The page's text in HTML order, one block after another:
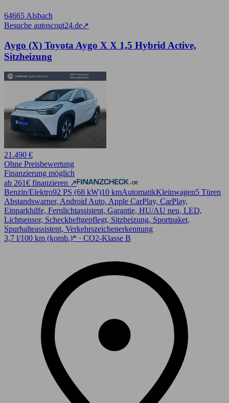
64665 Alsbach
Besuche autoscout24.de➚
Aygo (X) Toyota Aygo X X 1,5 Hybrid Active,
Sitzheizung
21.490 €
Ohne Preisbewertung
Finanzierung möglich
ab 261€ finanzieren ↗
Benzin/Elektro92 PS (68 kW)10 kmAutomatikKleinwagen5 Türen
Abstandswarner, Android Auto, Apple CarPlay, CarPlay,
Einparkhilfe, Fernlichtassistent, Garantie, HU/AU neu, LED,
Lichtsensor, Scheckheftgepflegt, Sitzheizung, Sportpaket,
Spurhalteassistent, Verkehrszeichenerkennung
3,7 l/100 km (komb.)* · CO2-Klasse B